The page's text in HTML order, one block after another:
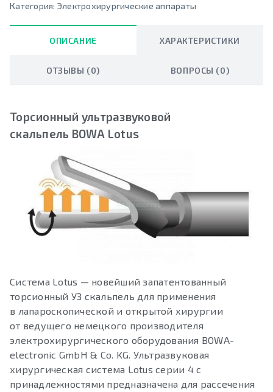
Категория: Электрохирургические аппараты
ОПИСАНИЕ ХАРАКТЕРИСТИКИ
ОТЗЫВЫ (0) ВОПРОСЫ (0)
Торсионный ультразвуковой
скальпель BOWA Lotus
Система Lotus — новейший запатентованный
торсионный УЗ скальпель для применения
в лапароскопической и открытой хирургии
от ведущего немецкого производителя
электрохирургического оборудования BOWA-
electronic GmbH & Co. KG. Ультразвуковая
хирургическая система Lotus серии 4 с
принадлежностями предназначена для рассечения